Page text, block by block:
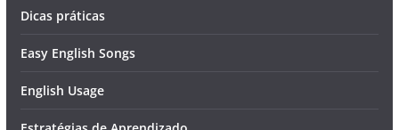
Dicas práticas
Easy English Songs
English Usage